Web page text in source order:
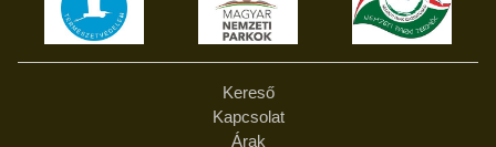
Kereső
Kapcsolat
Árak